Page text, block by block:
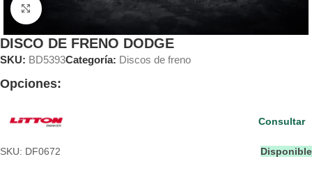
Clic para ampliar
DISCO DE FRENO DODGE
SKU: BD5393Categoría: Discos de freno
Opciones:
SKU: DF0672 Disponible
Consultar